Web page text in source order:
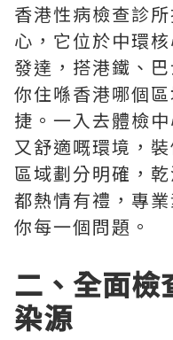
香港性病檢查診
心，它位於中環
發達，搭港鐵、
你住喺香港哪個
捷。一入去體檢
又舒適嘅環境，
區域劃分明確，
都熱情有禮，專
你每一個問題。
二、全面檢
染源